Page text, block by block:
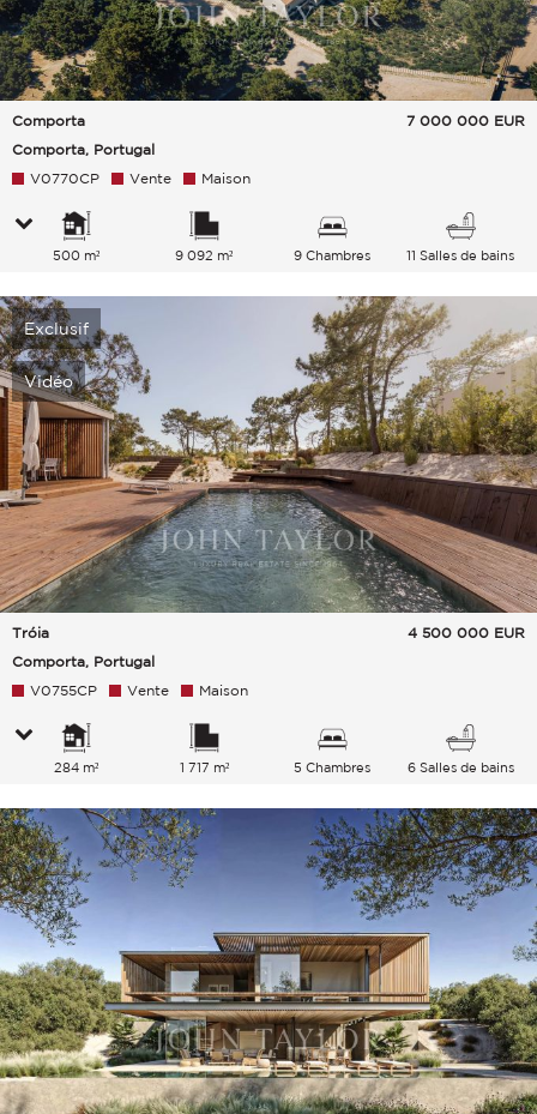
Comporta
Comporta, Portugal
7 000 000 EUR
V0770CP Vente Maison
500 m² 9 092 m² 9 Chambres 11 Salles de bains
Exclusif
Vidéo
Tróia
Comporta, Portugal
4 500 000 EUR
V0755CP Vente Maison
284 m² 1 717 m² 5 Chambres 6 Salles de bains